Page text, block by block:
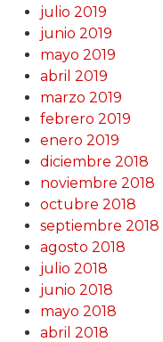
julio 2019
junio 2019
mayo 2019
abril 2019
marzo 2019
febrero 2019
enero 2019
diciembre 2018
noviembre 2018
octubre 2018
septiembre 2018
agosto 2018
julio 2018
junio 2018
mayo 2018
abril 2018